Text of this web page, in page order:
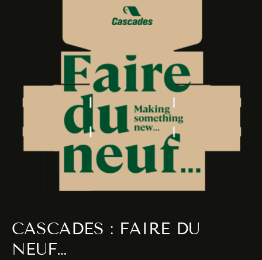
CASCADES : FAIRE DU
NEUF…